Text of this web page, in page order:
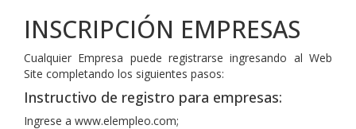
INSCRIPCIÓN EMPRESAS
Cualquier Empresa puede registrarse ingresando al Web
Site completando los siguientes pasos:
Instructivo de registro para empresas:
Ingrese a www.elempleo.com;